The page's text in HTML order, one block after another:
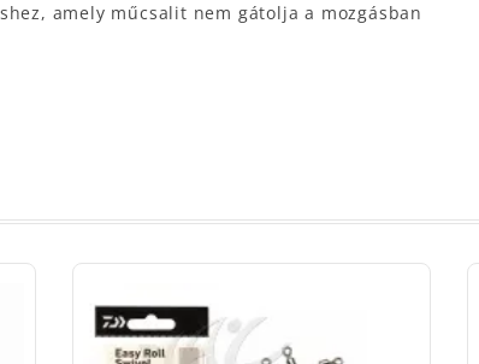
amely műcsalit nem gátolja a mozgásban